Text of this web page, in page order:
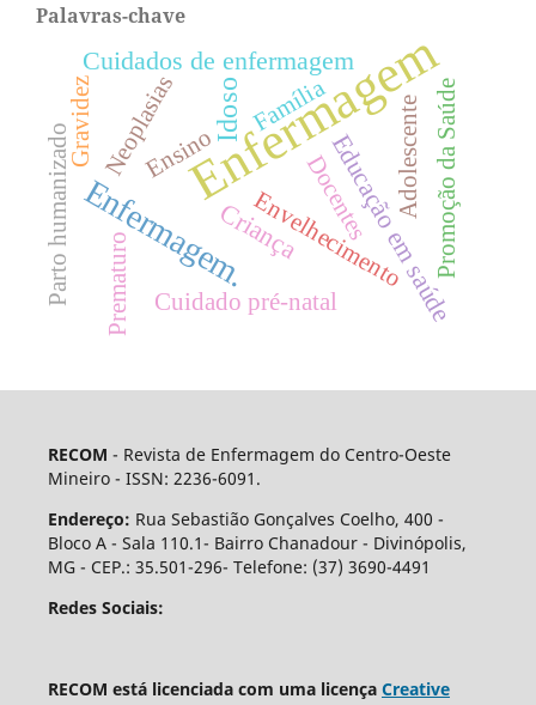
Palavras-chave
Enfermagem
Enfermagem.
Idoso
Cuidados de enfermagem
Criança Educação em saúde
Cuidado pré-natal
Envelhecimento
Adolescente
Família
Ensino
Neoplasias Promoção da Saúde
Parto humanizado Docentes
Prematuro
Gravidez
RECOM - Revista de Enfermagem do Centro-Oeste
Mineiro - ISSN: 2236-6091.
Endereço: Rua Sebastião Gonçalves Coelho, 400 -
Bloco A - Sala 110.1- Bairro Chanadour - Divinópolis,
MG - CEP.: 35.501-296- Telefone: (37) 3690-4491
Redes Sociais:
RECOM está licenciada com uma licença Creative